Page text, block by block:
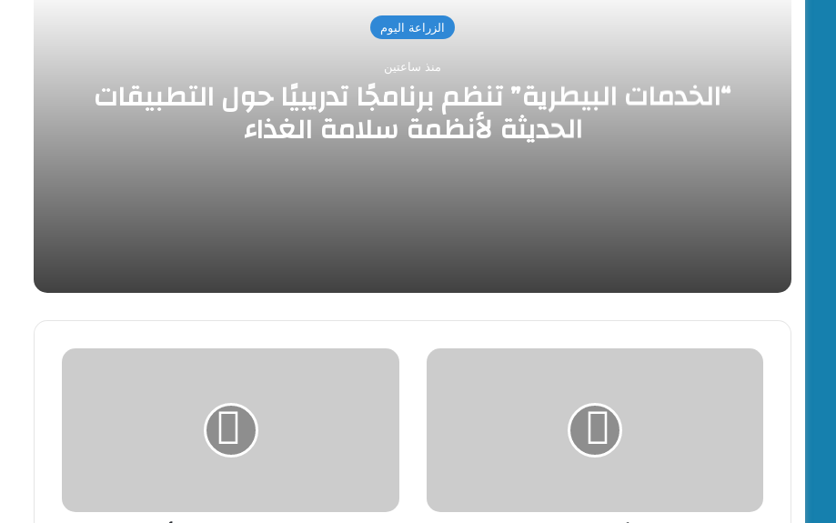
الزراعة اليوم
منذ ساعتين
“الخدمات البيطرية” تنظم برنامجًا تدريبيًا حول التطبيقات
الحديثة لأنظمة سلامة الغذاء
التحالف التركي ـ السعودي ـ الباكستاني مسيرة
أسرى
درجات
مصر